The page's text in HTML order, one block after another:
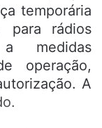
temporária
para rádios
a medidas
operação,
A